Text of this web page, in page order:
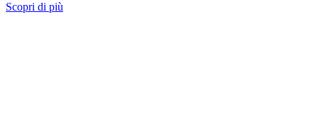
Scopri di più